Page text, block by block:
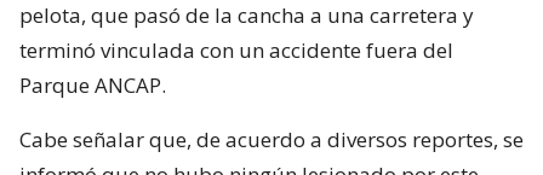
pelota, que pasó de la cancha a una carretera y
terminó vinculada con un accidente fuera del
Parque ANCAP.
Cabe señalar que, de acuerdo a diversos reportes, se